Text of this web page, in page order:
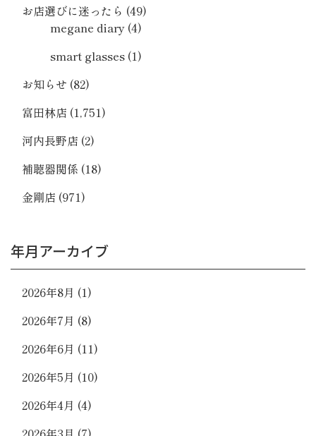
お店選びに迷ったら (49)
megane diary (4)
smart glasses (1)
お知らせ (82)
富田林店 (1,751)
河内長野店 (2)
補聴器関係 (18)
金剛店 (971)
年月アーカイブ
2026年8月 (1)
2026年7月 (8)
2026年6月 (11)
2026年5月 (10)
2026年4月 (4)